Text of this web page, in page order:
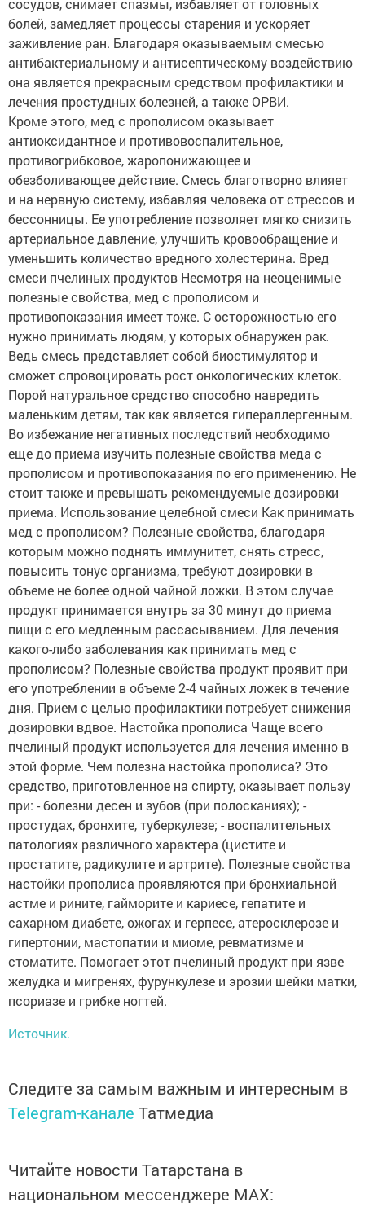
сосудов, снимает спазмы, избавляет от головных
болей, замедляет процессы старения и ускоряет
заживление ран. Благодаря оказываемым смесью
антибактериальному и антисептическому воздействию
она является прекрасным средством профилактики и
лечения простудных болезней, а также ОРВИ.
Кроме этого, мед с прополисом оказывает
антиоксидантное и противовоспалительное,
противогрибковое, жаропонижающее и
обезболивающее действие. Смесь благотворно влияет
и на нервную систему, избавляя человека от стрессов и
бессонницы. Ее употребление позволяет мягко снизить
артериальное давление, улучшить кровообращение и
уменьшить количество вредного холестерина. Вред
смеси пчелиных продуктов Несмотря на неоценимые
полезные свойства, мед с прополисом и
противопоказания имеет тоже. С осторожностью его
нужно принимать людям, у которых обнаружен рак.
Ведь смесь представляет собой биостимулятор и
сможет спровоцировать рост онкологических клеток.
Порой натуральное средство способно навредить
маленьким детям, так как является гипераллергенным.
Во избежание негативных последствий необходимо
еще до приема изучить полезные свойства меда с
прополисом и противопоказания по его применению. Не
стоит также и превышать рекомендуемые дозировки
приема. Использование целебной смеси Как принимать
мед с прополисом? Полезные свойства, благодаря
которым можно поднять иммунитет, снять стресс,
повысить тонус организма, требуют дозировки в
объеме не более одной чайной ложки. В этом случае
продукт принимается внутрь за 30 минут до приема
пищи с его медленным рассасыванием. Для лечения
какого-либо заболевания как принимать мед с
прополисом? Полезные свойства продукт проявит при
его употреблении в объеме 2-4 чайных ложек в течение
дня. Прием с целью профилактики потребует снижения
дозировки вдвое. Настойка прополиса Чаще всего
пчелиный продукт используется для лечения именно в
этой форме. Чем полезна настойка прополиса? Это
средство, приготовленное на спирту, оказывает пользу
при: - болезни десен и зубов (при полосканиях); -
простудах, бронхите, туберкулезе; - воспалительных
патологиях различного характера (цистите и
простатите, радикулите и артрите). Полезные свойства
настойки прополиса проявляются при бронхиальной
астме и рините, гайморите и кариесе, гепатите и
сахарном диабете, ожогах и герпесе, атеросклерозе и
гипертонии, мастопатии и миоме, ревматизме и
стоматите. Помогает этот пчелиный продукт при язве
желудка и мигренях, фурункулезе и эрозии шейки матки,
псориазе и грибке ногтей.
Источник.
Следите за самым важным и интересным в
Telegram-канале Татмедиа
Читайте новости Татарстана в
национальном мессенджере MАХ: